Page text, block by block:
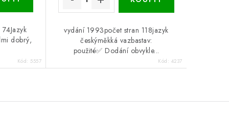
dobrý,
Kód:5557
vydání 1993počet stran 118jazyk
českýměkká vazbastav:
použité✅ Dodání obvykle...
Kód: 4237